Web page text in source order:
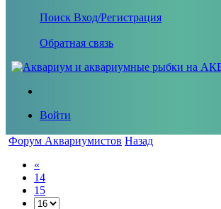
Поиск Вход/Регистрация
Обратная связь
Войти
Форум Аквариумистов Назад
«
14
15